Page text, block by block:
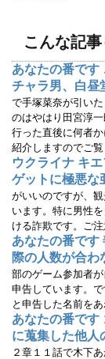
き
ま
す
)
し
い
ウ
ィ
ン
ド
ウ
で
開
き
ま
す
)
こんな記
あなたの番です
チャラ男、白昼
で手塚菜奈が引い
のはやはり田宮淳
行った直後に何者
紹介しますのでご覧
ウクライナ キ
ゲットに極悪な
がいいのですが、
います。特に男性
ける詐欺です。ご注
あなたの番です
際の人数が合わ
部のゲーム参加者
申告しています。
と申告した名前を
あなたの番です
に蒐集した他人
２章１１話で木下